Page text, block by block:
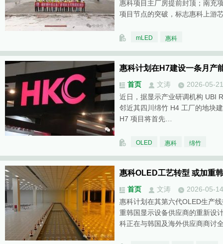
惠科项目主厂房提前封顶；南充
项目节点的突破，标志惠科上游
mLED 惠科
惠科计划在H7建设一条月产
首页 文涛
2026-05-21
近日，据显示产业研调机构 UBI
邻近其四川绵竹 H4 工厂的地块
H7 项目将首先…
OLED 惠科 绵竹
惠科OLED工艺转型 或加重
首页 文涛
2026-05-14
惠科计划在其第六代OLED生产
重韩国显示设备供应商的重新设
科正在与韩国及海外供应商商讨